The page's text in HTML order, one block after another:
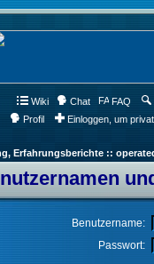
Wiki Chat FAQ
Profil
Einloggen, um
Erfahrungsberichte ::
Benutzername:
Passwort: